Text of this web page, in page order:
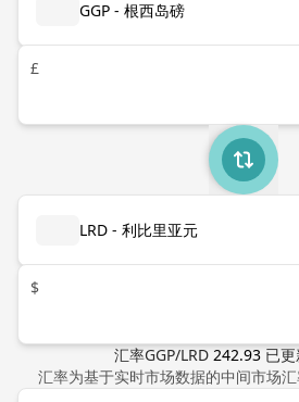
GGP - 根西岛磅
£
LRD - 利比里亚元
$
汇率GGP/LRD 242.93 已
汇率为基于实时市场数据的中间市场汇